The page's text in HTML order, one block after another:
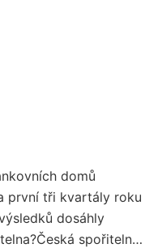
domů
první tři kvartály roku
dosáhly
spořitelna